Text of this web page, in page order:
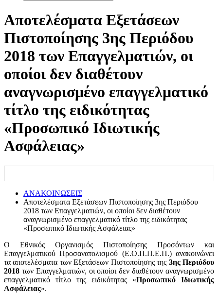
Αποτελέσματα Εξετάσεων
Πιστοποίησης 3ης Περιόδου
2018 των Επαγγελματιών, οι
οποίοι δεν διαθέτουν
αναγνωρισμένο επαγγελματικό
τίτλο της ειδικότητας
«Προσωπικό Ιδιωτικής
Ασφάλειας»
ΑΝΑΚΟΙΝΩΣΕΙΣ
Αποτελέσματα Εξετάσεων Πιστοποίησης 3ης Περιόδου
2018 των Επαγγελματιών, οι οποίοι δεν διαθέτουν
αναγνωρισμένο επαγγελματικό τίτλο της ειδικότητας
«Προσωπικό Ιδιωτικής Ασφάλειας»
Ο Εθνικός Οργανισμός Πιστοποίησης Προσόντων και
Επαγγελματικού Προσανατολισμού (Ε.Ο.Π.Π.Ε.Π.) ανακοινώνει
τα αποτελέσματα των Εξετάσεων Πιστοποίησης της 3ης Περιόδου
2018 των Επαγγελματιών, οι οποίοι δεν διαθέτουν αναγνωρισμένο
επαγγελματικό τίτλο της ειδικότητας «Προσωπικό Ιδιωτικής
Ασφάλειας».